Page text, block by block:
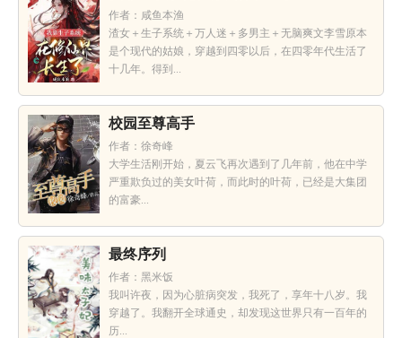
作者：咸鱼本渔
渣女＋生子系统＋万人迷＋多男主＋无脑爽文李雪原本
是个现代的姑娘，穿越到四零以后，在四零年代生活了
十几年。得到...
校园至尊高手
作者：徐奇峰
大学生活刚开始，夏云飞再次遇到了几年前，他在中学
严重欺负过的美女叶荷，而此时的叶荷，已经是大集团
的富豪...
最终序列
作者：黑米饭
我叫许夜，因为心脏病突发，我死了，享年十八岁。我
穿越了。我翻开全球通史，却发现这世界只有一百年的
历...